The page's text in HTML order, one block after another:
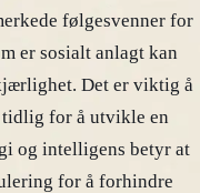
følgesvenner for
er sosialt anlagt kan
Det er viktig å
tidlig for å utvikle en
og intelligens betyr at
for å forhindre